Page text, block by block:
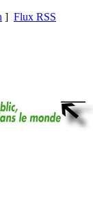
] Flux RSS